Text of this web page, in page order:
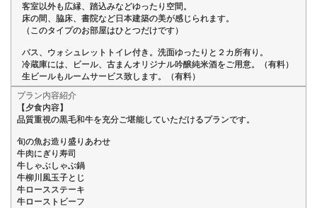
客室以外も広縁、踏込みなどゆったり空間。
床の間、脇床、書院など日本建築の美が感じられます。
（このタイプのお部屋はひとつだけです）
バス、ウォシュレットトイレ付き。洗面ゆったりと２カ所有り。
冷蔵庫には、ビール、古まんオリジナル吟醸純米酒をご用意。（有料）
生ビールもルームサービス致します。（有料）
プラン内容紹介
【夕食内容】
品質重視の黒毛和牛を充分ご堪能していただけるプランです。
旬の魚お造り盛りあわせ
牛肉にぎり寿司
牛しゃぶしゃぶ鍋
牛柳川風玉子とじ
牛ロースステーキ
牛ローストビーフ